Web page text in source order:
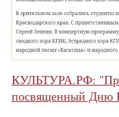
КУЛЬТУРА.РФ:
посвященный Дню